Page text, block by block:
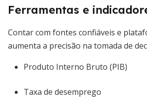
Ferramentas e
Contar com fontes confiáveis e
aumenta a precisão na tomada de
Produto Interno Bruto (PIB)
Taxa de desemprego